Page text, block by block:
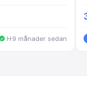
· Huskvarna
·9 månader sedan